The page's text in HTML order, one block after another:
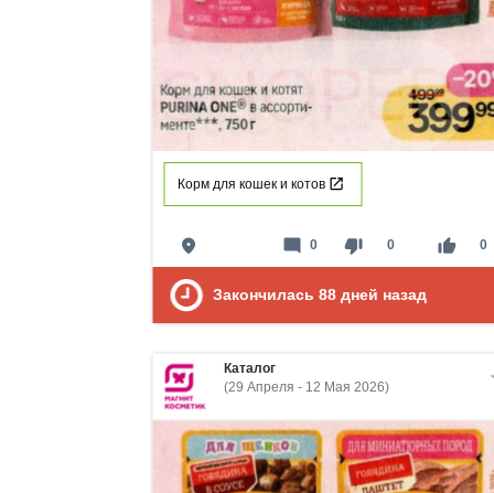
Корм для кошек и котов
place thumb_down 0 thumb_up 0
mode_comment 0
Закончилась 88 дней назад
Каталог
(29 Апреля - 12 Мая 2026)